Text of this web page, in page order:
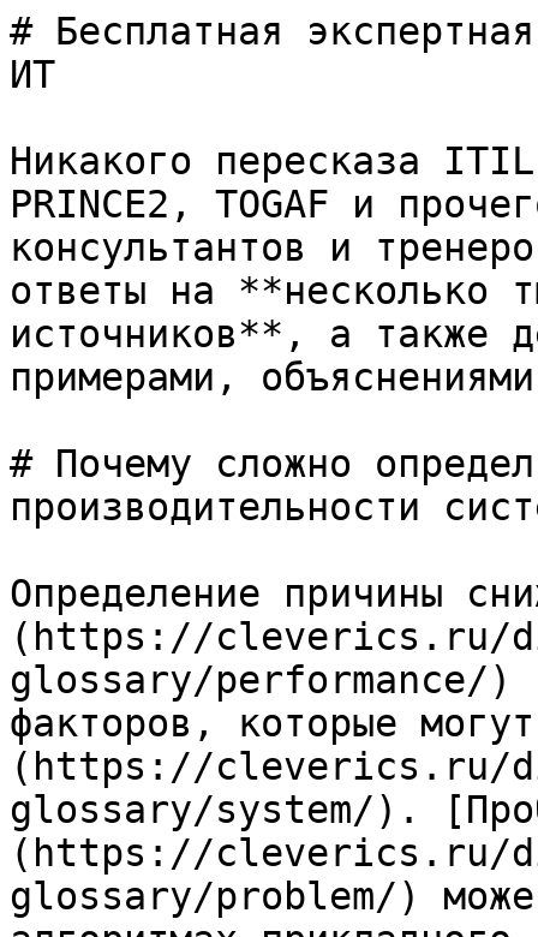
# Бесплатная
ИТ
Никакого пересказа
PRINCE2, TOGAF и
консультантов и
ответы на **несколько
источников**, а также
примерами,
# Почему сложно
производительности
Определение причины
(https://cleverics.ru/
glossary/performance/)
факторов, которые
(https://cleverics.ru/
glossary/system/).
(https://cleverics.ru/
glossary/problem/)